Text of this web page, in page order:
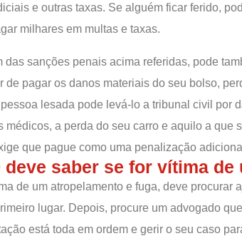
e outras taxas. Se alguém ficar ferido,
milhares em multas e taxas.
das sanções penais acima referidas, pode
de pagar os danos materiais do seu bolso,
lesada pode levá-lo a tribunal civil por
médicos, a perda do seu carro e aquilo a que
que pague como uma penalização
deve saber se for vítima
de um atropelamento e fuga, deve procurar
lugar. Depois, procure um advogado
está toda em ordem e gerir o seu caso